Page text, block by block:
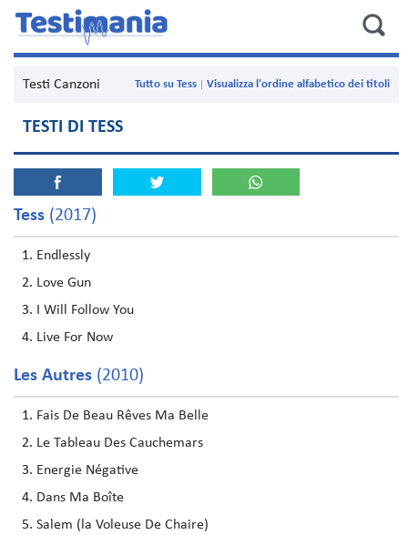
Testi Canzoni Visualizza l'ordine alfabetico dei titoli
Tutto su Tess
TESTI DI TESS
Tess (2017)
Endlessly
Love Gun
I Will Follow You
Live For Now
Les Autres (2010)
Fais De Beau Rêves Ma Belle
Le Tableau Des Cauchemars
Energie Négative
Dans Ma Boîte
Salem (la Voleuse De Chaire)